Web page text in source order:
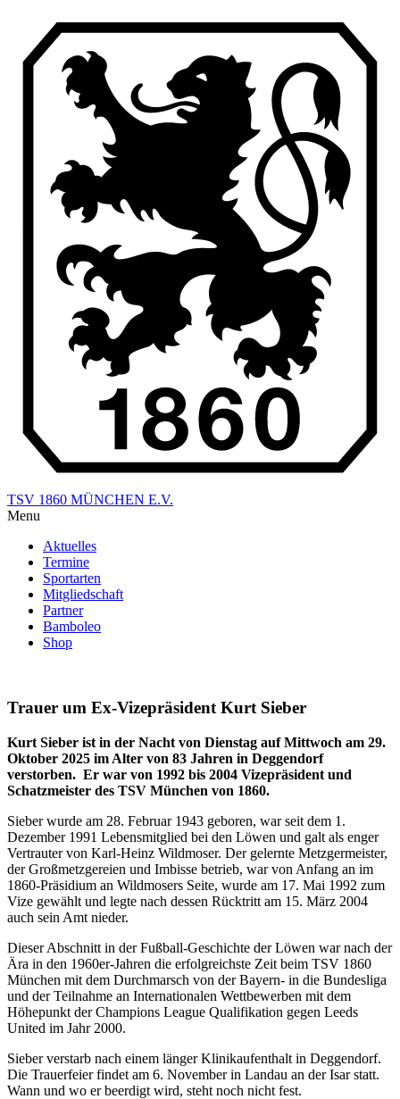
TSV 1860 MÜNCHEN E.V.
Menu
Aktuelles
Termine
Sportarten
Mitgliedschaft
Partner
Bamboleo
Shop
Trauer um Ex-Vizepräsident Kurt Sieber
Kurt Sieber ist in der Nacht von Dienstag auf Mittwoch am 29.
Oktober 2025 im Alter von 83 Jahren in Deggendorf
verstorben. Er war von 1992 bis 2004 Vizepräsident und
Schatzmeister des TSV München von 1860.
Sieber wurde am 28. Februar 1943 geboren, war seit dem 1.
Dezember 1991 Lebensmitglied bei den Löwen und galt als enger
Vertrauter von Karl-Heinz Wildmoser. Der gelernte Metzgermeister,
der Großmetzgereien und Imbisse betrieb, war von Anfang an im
1860-Präsidium an Wildmosers Seite, wurde am 17. Mai 1992 zum
Vize gewählt und legte nach dessen Rücktritt am 15. März 2004
auch sein Amt nieder.
Dieser Abschnitt in der Fußball-Geschichte der Löwen war nach der
Ära in den 1960er-Jahren die erfolgreichste Zeit beim TSV 1860
München mit dem Durchmarsch von der Bayern- in die Bundesliga
und der Teilnahme an Internationalen Wettbewerben mit dem
Höhepunkt der Champions League Qualifikation gegen Leeds
United im Jahr 2000.
Sieber verstarb nach einem länger Klinikaufenthalt in Deggendorf.
Die Trauerfeier findet am 6. November in Landau an der Isar statt.
Wann und wo er beerdigt wird, steht noch nicht fest.